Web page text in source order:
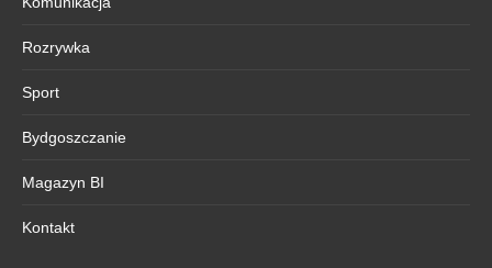
Rozrywka
Sport
Bydgoszczanie
Magazyn BI
Kontakt